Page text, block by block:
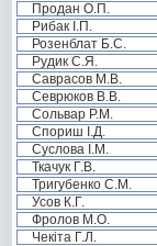
Продан О.П.
Рибак І.П.
Розенблат Б.С.
Рудик С.Я.
Саврасов М.В.
Севрюков В.В.
Сольвар Р.М.
Спориш І.Д.
Суслова І.М.
Ткачук Г.В.
Тригубенко С.М.
Усов К.Г.
Фролов М.О.
Чекіта Г.Л.